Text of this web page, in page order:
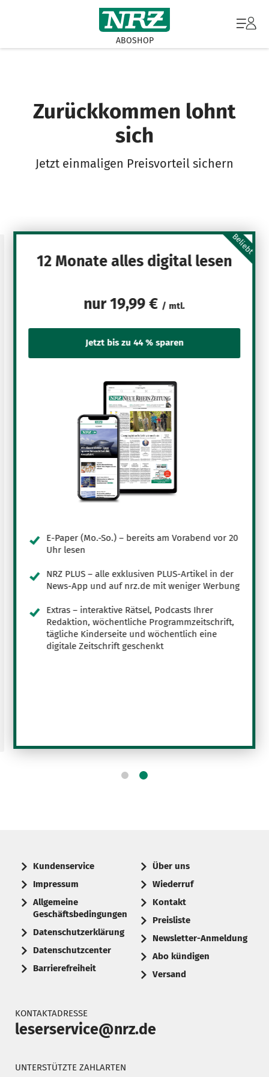
ABOSHOP
Zurückkommen lohnt
sich
Jetzt einmaligen Preisvorteil sichern
Beliebt
12 Monate alles digital lesen
nur19,99 € / mtl.
E-Paper (Mo.-So.) – bereits am Vorabend vor 20
Uhr lesen
NRZ PLUS – alle exklusiven PLUS-Artikel in der
News-App und auf nrz.de mit weniger Werbung
Extras – interaktive Rätsel, Podcasts Ihrer
Redaktion, wöchentliche Programmzeitschrift,
tägliche Kinderseite und wöchentlich eine
digitale Zeitschrift geschenkt
Kundenservice
Impressum
Allgemeine
Geschäftsbedingungen
Datenschutzerklärung
Datenschutzcenter
Barrierefreiheit
Über uns
Wiederruf
Kontakt
Preisliste
Newsletter-Anmeldung
Abo kündigen
Versand
KONTAKTADRESSE
leserservice@nrz.de
UNTERSTÜTZTE ZAHLARTEN